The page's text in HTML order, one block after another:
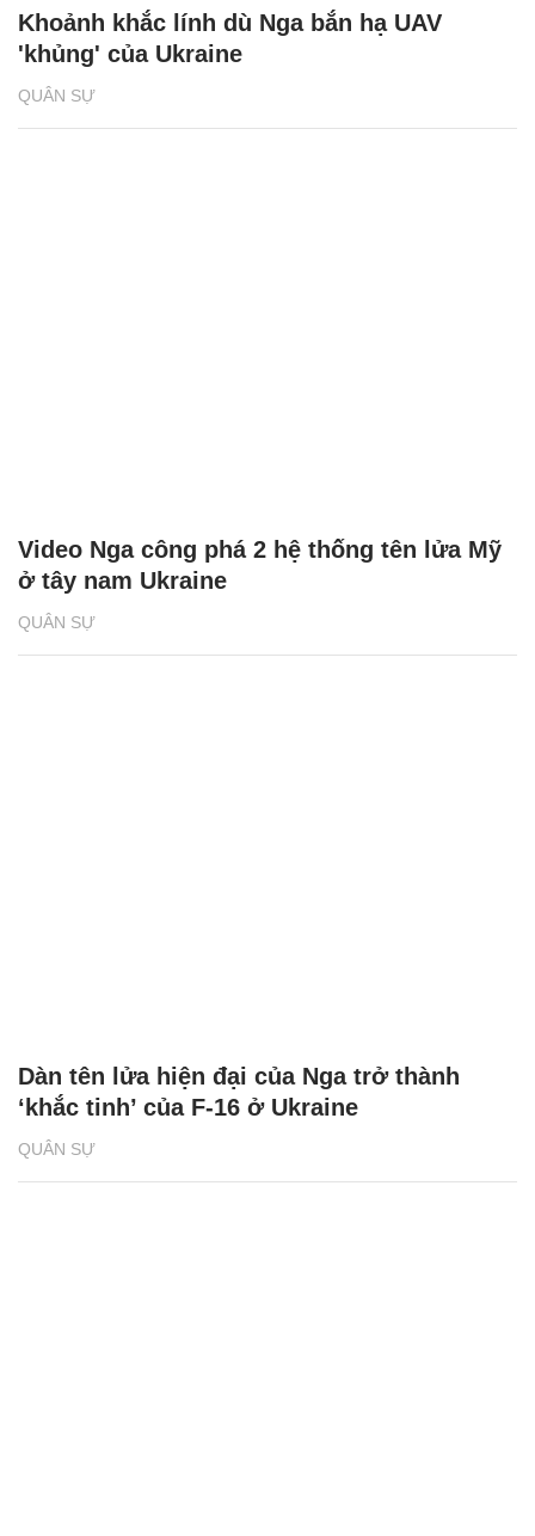
QUÂN SỰ
Khoảnh khắc lính dù Nga bắn hạ UAV
'khủng' của Ukraine
QUÂN SỰ
Video Nga công phá 2 hệ thống tên lửa Mỹ
ở tây nam Ukraine
QUÂN SỰ
Dàn tên lửa hiện đại của Nga trở thành
‘khắc tinh’ của F-16 ở Ukraine